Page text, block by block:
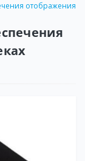
отображения в